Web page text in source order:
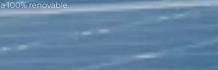
100% renovable.